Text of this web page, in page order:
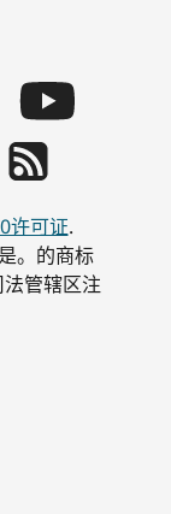
许可证.
。的商标
管辖区注